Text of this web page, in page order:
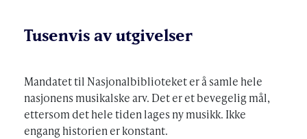
Tusenvis av utgivelser
Mandatet til Nasjonalbiblioteket er å samle hele
nasjonens musikalske arv. Det er et bevegelig mål,
ettersom det hele tiden lages ny musikk. Ikke
engang historien er konstant.